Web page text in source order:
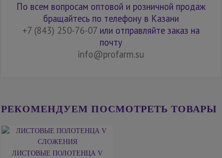
По всем вопросам оптовой и розничной продаж
бращайтесь по телефону в Казани
+7 (843) 250-76-07 или отправляйте заказ на
почту
info@profarm.su
РЕКОМЕНДУЕМ ПОСМОТРЕТЬ ТОВАРЫ
ЛИСТОВЫЕ ПОЛОТЕНЦА V